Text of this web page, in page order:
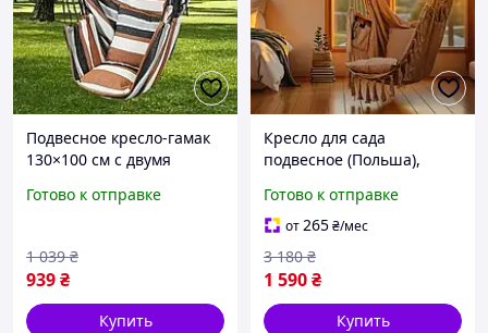
Подвесное кресло-гамак
130×100 см с двумя
качалка для сада
Готово к отправке
939₴
1 039 ₴
Купить
Кресло для сада
подвесное (Польша),
качельный гамак, Качели
к потолку, Кресло качель
на дачу, MTS
Готово к отправке
от265₴/мес
1 590₴
3 180 ₴
Купить